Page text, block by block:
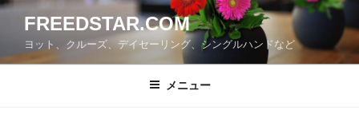
コ
ン
FREEDSTAR.COM
ヨット、クルーズ、デイセーリング、シングルハンドなど
メニュー